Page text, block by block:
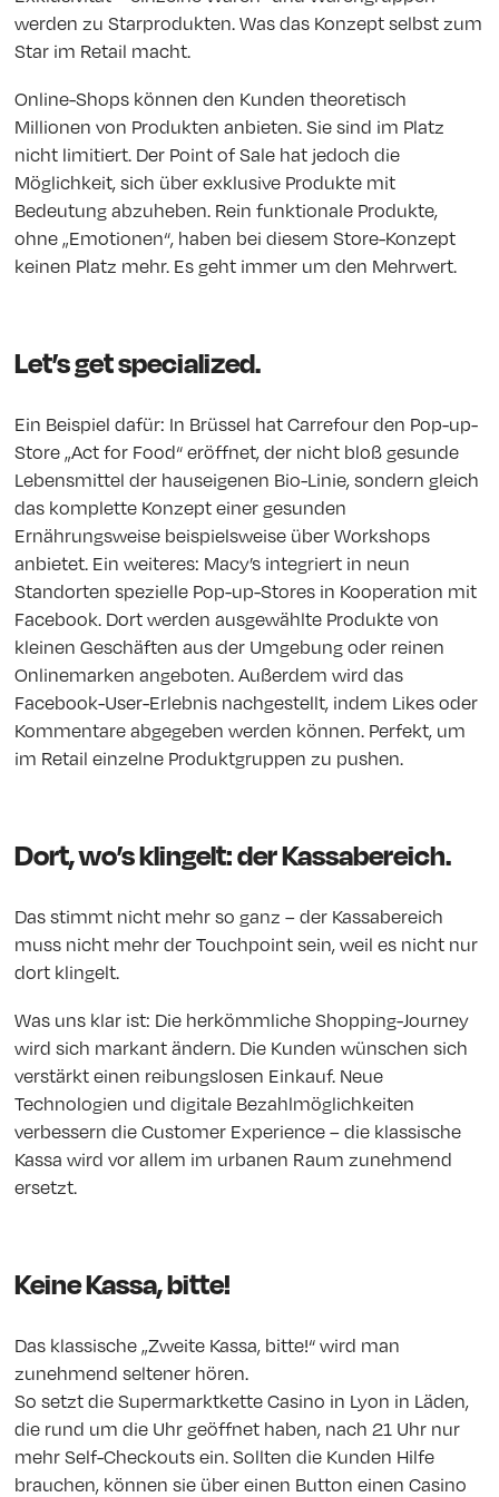
werden zu Starprodukten. Was das Konzept selbst zum
Star im Retail macht.
Online-Shops können den Kunden theoretisch
Millionen von Produkten anbieten. Sie sind im Platz
nicht limitiert. Der Point of Sale hat jedoch die
Möglichkeit, sich über exklusive Produkte mit
Bedeutung abzuheben. Rein funktionale Produkte,
ohne „Emotionen“, haben bei diesem Store-Konzept
keinen Platz mehr. Es geht immer um den Mehrwert.
Let’s get specialized.
Ein Beispiel dafür: In Brüssel hat Carrefour den Pop-up-
Store „Act for Food“ eröffnet, der nicht bloß gesunde
Lebensmittel der hauseigenen Bio-Linie, sondern gleich
das komplette Konzept einer gesunden
Ernährungsweise beispielsweise über Workshops
anbietet. Ein weiteres: Macy’s integriert in neun
Standorten spezielle Pop-up-Stores in Kooperation mit
Facebook. Dort werden ausgewählte Produkte von
kleinen Geschäften aus der Umgebung oder reinen
Onlinemarken angeboten. Außerdem wird das
Facebook-User-Erlebnis nachgestellt, indem Likes oder
Kommentare abgegeben werden können. Perfekt, um
im Retail einzelne Produktgruppen zu pushen.
Dort, wo’s klingelt: der Kassabereich.
Das stimmt nicht mehr so ganz – der Kassabereich
muss nicht mehr der Touchpoint sein, weil es nicht nur
dort klingelt.
Was uns klar ist: Die herkömmliche Shopping-Journey
wird sich markant ändern. Die Kunden wünschen sich
verstärkt einen reibungslosen Einkauf. Neue
Technologien und digitale Bezahlmöglichkeiten
verbessern die Customer Experience – die klassische
Kassa wird vor allem im urbanen Raum zunehmend
ersetzt.
Keine Kassa, bitte!
Das klassische „Zweite Kassa, bitte!“ wird man
zunehmend seltener hören.
So setzt die Supermarktkette Casino in Lyon in Läden,
die rund um die Uhr geöffnet haben, nach 21 Uhr nur
mehr Self-Checkouts ein. Sollten die Kunden Hilfe
brauchen, können sie über einen Button einen Casino